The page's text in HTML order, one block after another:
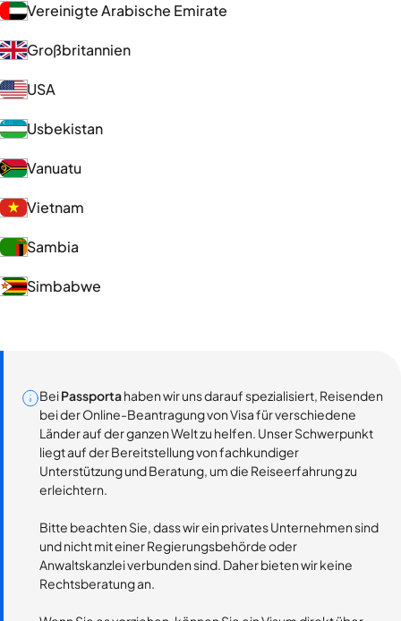
Vereinigte Arabische Emirate
Großbritannien
USA
Usbekistan
Vanuatu
Vietnam
Sambia
Simbabwe
BeiPassportahaben wir uns darauf spezialisiert, Reisenden
bei der Online-Beantragung von Visa für verschiedene
Länder auf der ganzen Welt zu helfen. Unser Schwerpunkt
liegt auf der Bereitstellung von fachkundiger
Unterstützung und Beratung, um die Reiseerfahrung zu
erleichtern.
Bitte beachten Sie, dass wir ein privates Unternehmen sind
und nicht mit einer Regierungsbehörde oder
Anwaltskanzlei verbunden sind. Daher bieten wir keine
Rechtsberatung an.